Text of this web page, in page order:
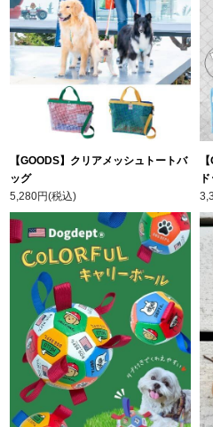
【GOODS】クリアメッシュトートバ
ッグ
5,280円(税込)